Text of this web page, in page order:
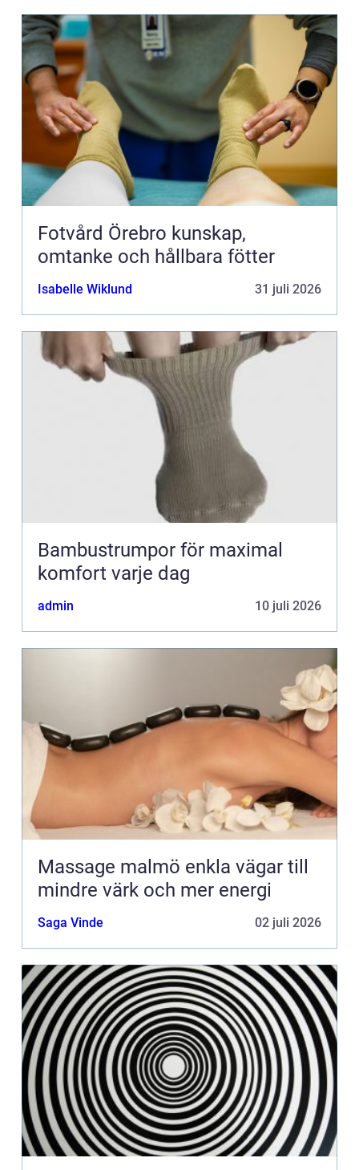
Fotvård Örebro kunskap,
omtanke och hållbara fötter
Isabelle Wiklund 31 juli 2026
Bambustrumpor för maximal
komfort varje dag
admin 10 juli 2026
Massage malmö enkla vägar till
mindre värk och mer energi
Saga Vinde 02 juli 2026